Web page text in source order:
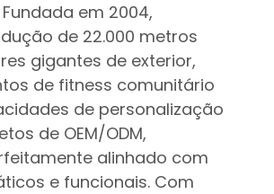
em 2004,
de 22.000 metros
gigantes de exterior,
de fitness comunitário
de personalização
de OEM/ODM,
alinhado com
e funcionais. Com